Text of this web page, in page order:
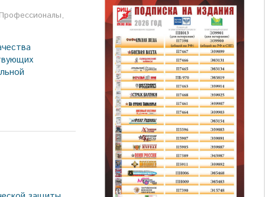
Профессионалы,